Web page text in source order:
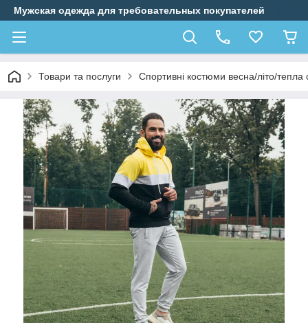
Мужская одежда для требовательных покупателей
Товари та послуги Спортивні костюми весна/літо/тепла